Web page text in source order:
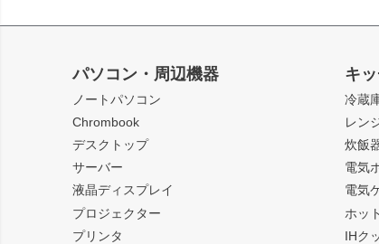
パソコン・周辺機器
ノートパソコン
Chrombook
デスクトップ
サーバー
液晶ディスプレイ
プロジェクター
プリンタ
キ
冷蔵
レン
炊飯
電気
電気
ホッ
IHク